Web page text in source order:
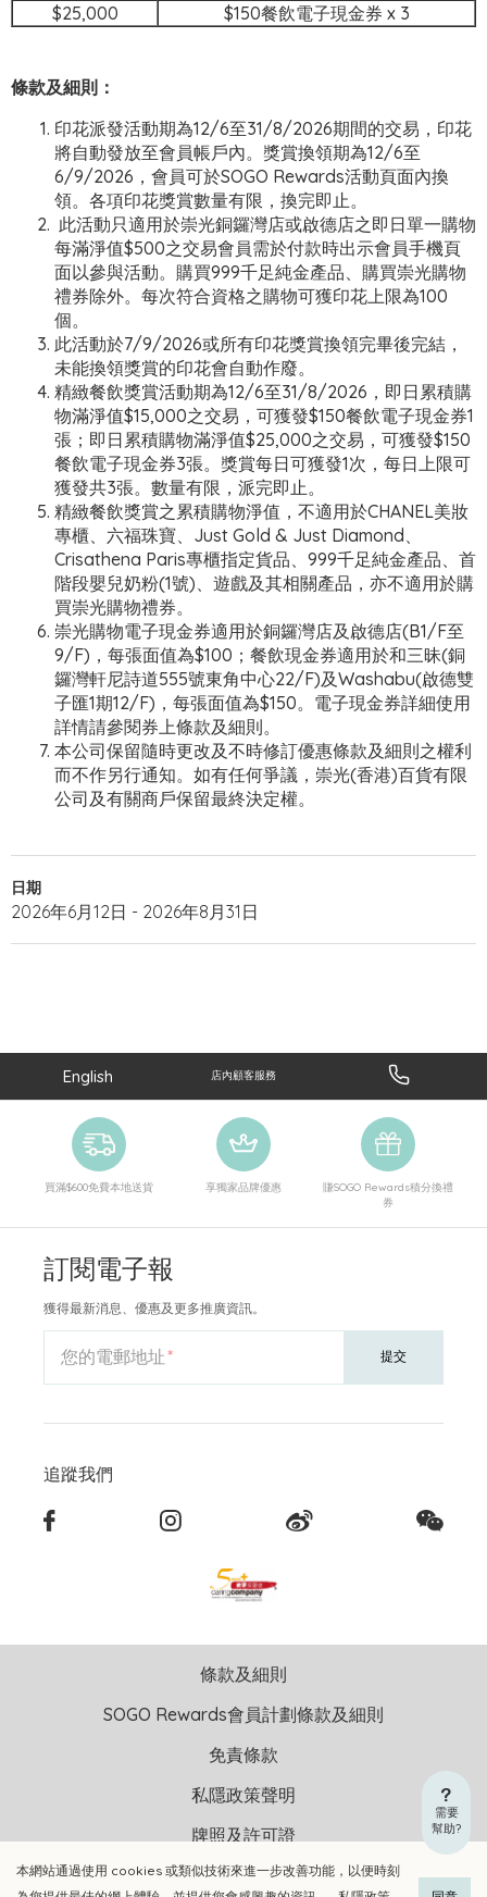
$25,000
$150餐飲電子現金券 x 3
條款及細則：
印花派發活動期為12/6至31/8/2026期間的交易，印花
將自動發放至會員帳戶內。獎賞換領期為12/6至
6/9/2026，會員可於SOGO Rewards活動頁面內換
領。各項印花獎賞數量有限，換完即止。
此活動只適用於崇光銅鑼灣店或啟德店之即日單一購物
每滿淨值$500之交易會員需於付款時出示會員手機頁
面以參與活動。購買999千足純金產品、購買崇光購物
禮券除外。每次符合資格之購物可獲印花上限為100
個。
此活動於7/9/2026或所有印花獎賞換領完畢後完結，
未能換領獎賞的印花會自動作廢。
精緻餐飲獎賞活動期為12/6至31/8/2026，即日累積購
物滿淨值$15,000之交易，可獲發$150餐飲電子現金券1
張；即日累積購物滿淨值$25,000之交易，可獲發$150
餐飲電子現金券3張。獎賞每日可獲發1次，每日上限可
獲發共3張。數量有限，派完即止。
精緻餐飲獎賞之累積購物淨值，不適用於CHANEL美妝
專櫃、六福珠寶、Just Gold & Just Diamond、
Crisathena Paris專櫃指定貨品、999千足純金產品、首
階段嬰兒奶粉(1號)、遊戲及其相關產品，亦不適用於購
買崇光購物禮券。
崇光購物電子現金券適用於銅鑼灣店及啟德店(B1/F至
9/F)，每張面值為$100；餐飲現金券適用於和三昧(銅
鑼灣軒尼詩道555號東角中心22/F)及Washabu(啟德雙
子匯1期12/F)，每張面值為$150。電子現金券詳細使用
詳情請參閱券上條款及細則。
本公司保留隨時更改及不時修訂優惠條款及細則之權利
而不作另行通知。如有任何爭議，崇光(香港)百貨有限
公司及有關商戶保留最終決定權。
日期
2026年6月12日 - 2026年8月31日
本網站通過使用 cookies 或類似技術來進一步改善功能，以便時刻
需要
幫助?
English 店內顧客服務
買滿$600免費本地送貨 享獨家品牌優惠
賺SOGO Rewards積分換禮
券
訂閱電子報
獲得最新消息、優惠及更多推廣資訊。
您的電郵地址 提交
追蹤我們
版權聲明 © 2026 崇光(香港)百貨有限公司 版權所有 不得轉載
條款及細則
SOGO Rewards會員計劃條款及細則
免責條款
私隱政策聲明
牌照及許可證